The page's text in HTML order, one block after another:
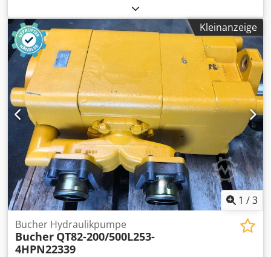
Fahrzeugen und Maschinen möglich. * Verkaufspreis
exklusive Transport und Überführung. * Keine Haftung für
Druck & Schreibfehler. * Irrtum, Änderungen und
Zwischenverkauf vorbehalten. * Angebot freibleibend. *
Fotos können abweichen. Preis gilt für vorhandenen
Zustand. * Alle Angaben ohne Gewähr. Djdpszgu Srofx
Acmeck - .
Kleinanzeige
1 /3
Bucher Hydraulikpumpe
Bucher QT82-200/500L253-
4HPN22339